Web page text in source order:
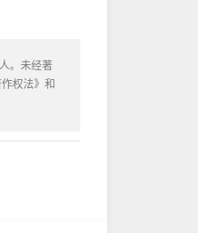
。未经著
权法》和